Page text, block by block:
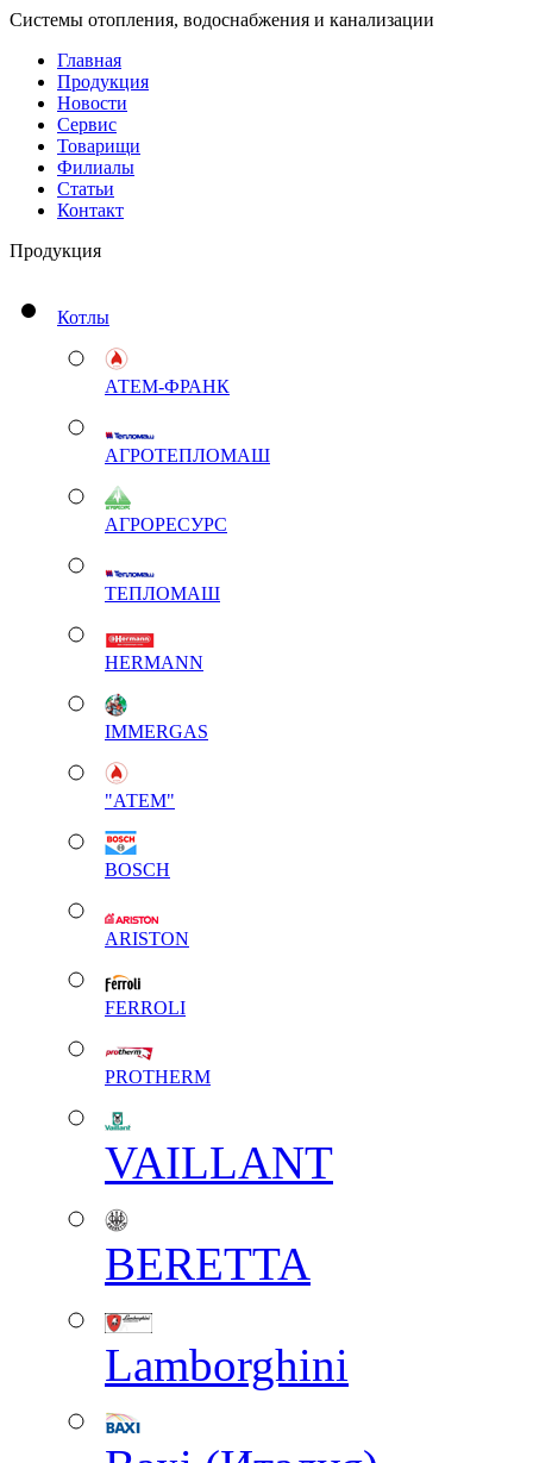
Системы отопления, водоснабжения и канализации
Главная
Продукция
Новости
Сервис
Товарищи
Филиалы
Статьи
Контакт
Продукция
Котлы
АТЕМ-ФРАНК
АГРОТЕПЛОМАШ
АГРОРЕСУРС
ТЕПЛОМАШ
HERMANN
IMMERGAS
"АТЕМ"
BOSCH
ARISTON
FERROLI
PROTHERM
VAILLANT
BERETTA
Lamborghini